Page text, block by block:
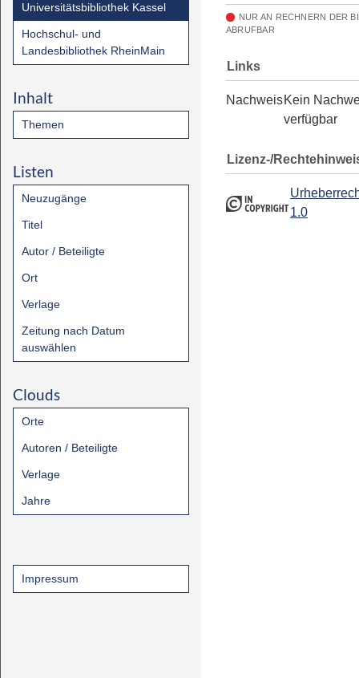
Universitätsbibliothek Kassel
Hochschul- und
Landesbibliothek RheinMain
Inhalt
Themen
Listen
Neuzugänge
Titel
Autor / Beteiligte
Ort
Verlage
Zeitung nach Datum
auswählen
Clouds
Orte
Autoren / Beteiligte
Verlage
Jahre
Impressum
NUR AN RECHNERN DER
ABRUFBAR
Links
NachweisKein
verfügbar
Lizenz-/
1.0